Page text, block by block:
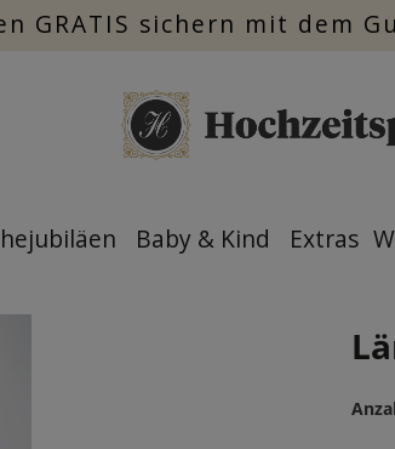
GRATIS sichern mit dem
Baby & Kind Extras